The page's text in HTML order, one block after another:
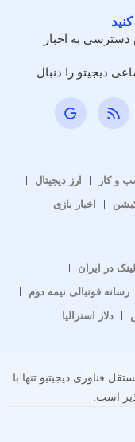
به اخبار
دیجیتو را دنبال
و کار
ارز دیجیتال
اخبار بازی
در ایران
رسانه فوتبالی نیمه دوم
دلار استرالیا
فناوری دیجیتیو تنها با
است.